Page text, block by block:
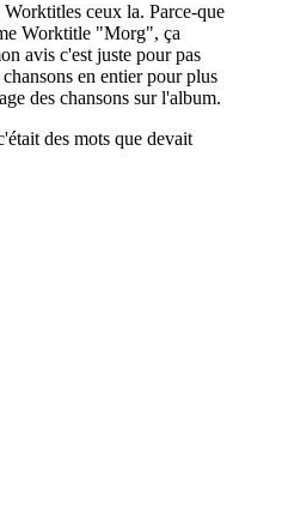
Worktitles ceux la. Parce-que
Worktitle "Morg", ça
avis c'est juste pour pas
en entier pour plus
des chansons sur l'album.
des mots que devait